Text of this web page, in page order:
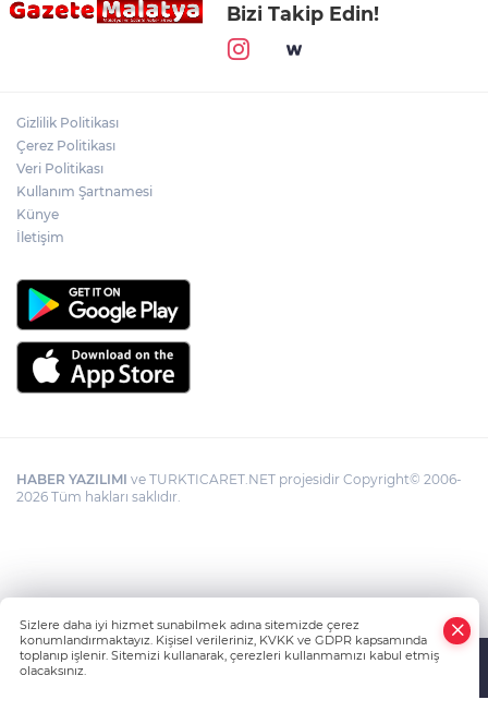
Bizi Takip Edin!
Gizlilik Politikası
Çerez Politikası
Veri Politikası
Kullanım Şartnamesi
Künye
İletişim
HABER YAZILIMI ve TURKTICARET.NET projesidir Copyright© 2006-
2026 Tüm hakları saklıdır.
Sizlere daha iyi hizmet sunabilmek adına sitemizde çerez
konumlandırmaktayız. Kişisel verileriniz, KVKK ve GDPR kapsamında
toplanıp işlenir. Sitemizi kullanarak, çerezleri kullanmamızı kabul etmiş
olacaksınız.